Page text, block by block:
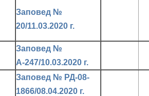
Заповед №
20/11.03.2020 г.
Заповед №
А-247/10.03.2020 г.
Заповед № РД-08-
1866/08.04.2020 г.